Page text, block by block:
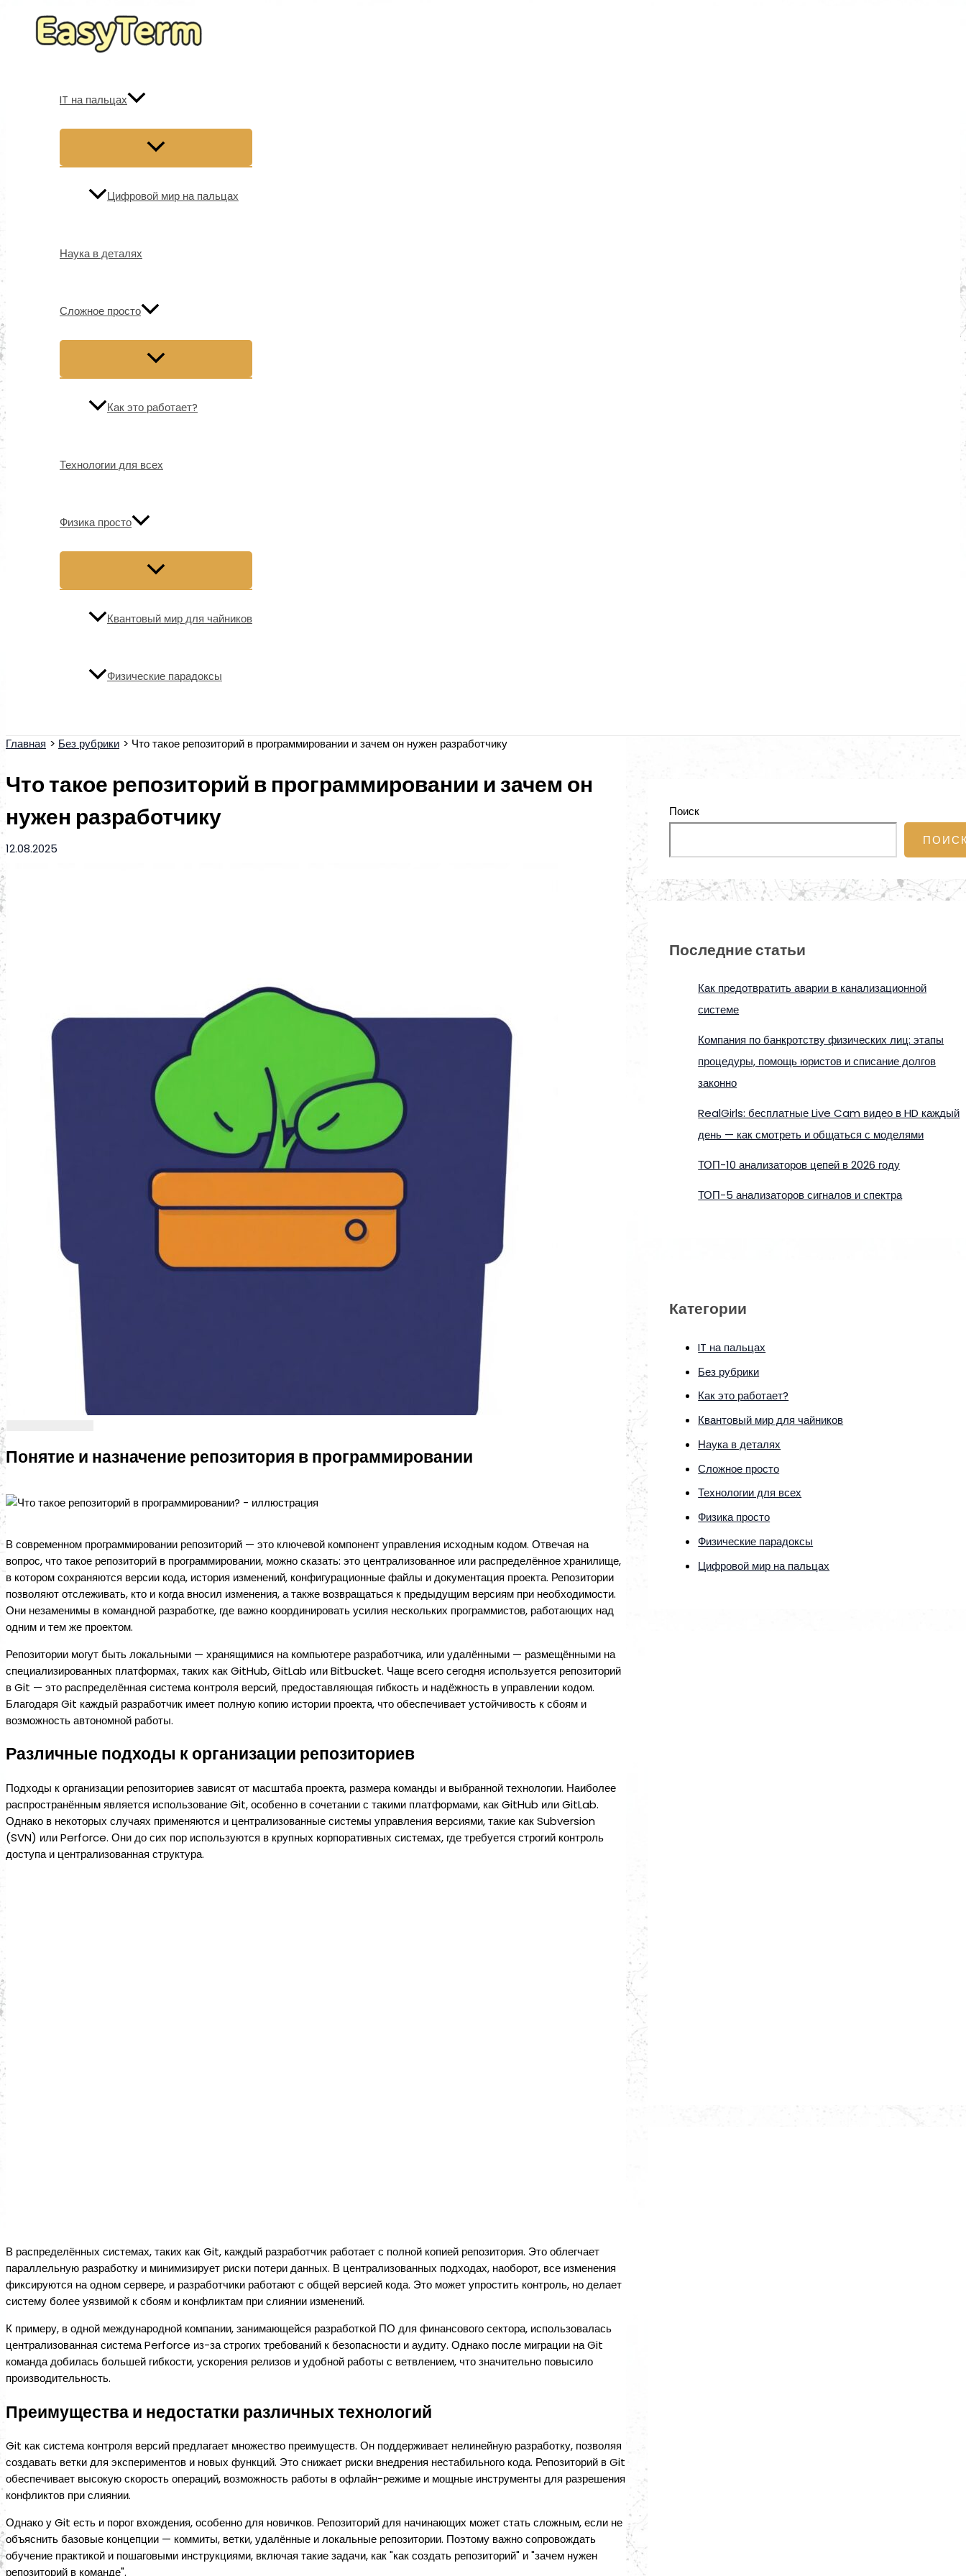
Перейти
содержимому
IT на пальцах
Цифровой мир на пальцах
Наука в деталях
Сложное просто
Как это работает?
Технологии для всех
Физика просто
Квантовый мир для чайников
Физические парадоксы
Главная Без рубрики Что такое репозиторий в программировании и зачем он нужен разработчику
Что такое репозиторий в программировании и зачем он
нужен разработчику
12.08.2025
Понятие и назначение репозитория в программировании
В современном программировании репозиторий — это ключевой компонент управления исходным кодом. Отвечая на
вопрос, что такое репозиторий в программировании, можно сказать: это централизованное или распределённое хранилище,
в котором сохраняются версии кода, история изменений, конфигурационные файлы и документация проекта. Репозитории
позволяют отслеживать, кто и когда вносил изменения, а также возвращаться к предыдущим версиям при необходимости.
Они незаменимы в командной разработке, где важно координировать усилия нескольких программистов, работающих над
одним и тем же проектом.
Репозитории могут быть локальными — хранящимися на компьютере разработчика, или удалёнными — размещёнными на
специализированных платформах, таких как GitHub, GitLab или Bitbucket. Чаще всего сегодня используется репозиторий
в Git — это распределённая система контроля версий, предоставляющая гибкость и надёжность в управлении кодом.
Благодаря Git каждый разработчик имеет полную копию истории проекта, что обеспечивает устойчивость к сбоям и
возможность автономной работы.
Различные подходы к организации репозиториев
Подходы к организации репозиториев зависят от масштаба проекта, размера команды и выбранной технологии. Наиболее
распространённым является использование Git, особенно в сочетании с такими платформами, как GitHub или GitLab.
Однако в некоторых случаях применяются и централизованные системы управления версиями, такие как Subversion
(SVN) или Perforce. Они до сих пор используются в крупных корпоративных системах, где требуется строгий контроль
доступа и централизованная структура.
В распределённых системах, таких как Git, каждый разработчик работает с полной копией репозитория. Это облегчает
параллельную разработку и минимизирует риски потери данных. В централизованных подходах, наоборот, все изменения
фиксируются на одном сервере, и разработчики работают с общей версией кода. Это может упростить контроль, но делает
систему более уязвимой к сбоям и конфликтам при слиянии изменений.
К примеру, в одной международной компании, занимающейся разработкой ПО для финансового сектора, использовалась
централизованная система Perforce из-за строгих требований к безопасности и аудиту. Однако после миграции на Git
команда добилась большей гибкости, ускорения релизов и удобной работы с ветвлением, что значительно повысило
производительность.
Преимущества и недостатки различных технологий
Git как система контроля версий предлагает множество преимуществ. Он поддерживает нелинейную разработку, позволяя
создавать ветки для экспериментов и новых функций. Это снижает риски внедрения нестабильного кода. Репозиторий в Git
обеспечивает высокую скорость операций, возможность работы в офлайн-режиме и мощные инструменты для разрешения
конфликтов при слиянии.
Однако у Git есть и порог вхождения, особенно для новичков. Репозиторий для начинающих может стать сложным, если не
объяснить базовые концепции — коммиты, ветки, удалённые и локальные репозитории. Поэтому важно сопровождать
обучение практикой и пошаговыми инструкциями, включая такие задачи, как "как создать репозиторий" и "зачем нужен
репозиторий в команде".
Поиск
Последние статьи
Как предотвратить аварии в канализационной
системе
Компания по банкротству физических лиц: этапы
процедуры, помощь юристов и списание долгов
законно
RealGirls: бесплатные Live Cam видео в HD каждый
день — как смотреть и общаться с моделями
ТОП-10 анализаторов цепей в 2026 году
ТОП-5 анализаторов сигналов и спектра
Категории
IT на пальцах
Без рубрики
Как это работает?
Квантовый мир для чайников
Наука в деталях
Сложное просто
Технологии для всех
Физика просто
Физические парадоксы
Цифровой мир на пальцах